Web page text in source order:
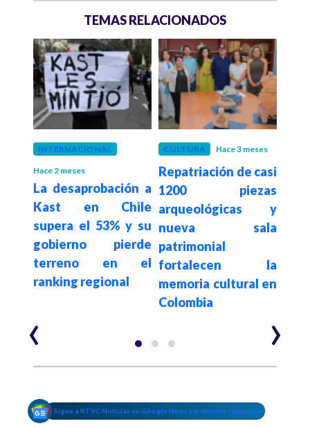
TEMAS RELACIONADOS
INTERNACIONAL
Hace 2 meses
La desaprobación a
Kast en Chile
supera el 53% y su
gobierno pierde
terreno en el
ranking regional
CULTURA Hace 3 meses
Repatriación de casi
1200 piezas
arqueológicas y
nueva sala
patrimonial
fortalecen la
memoria cultural en
Colombia
‹ ›
Sigue a RTVC Noticias en Google News y mantente conectado